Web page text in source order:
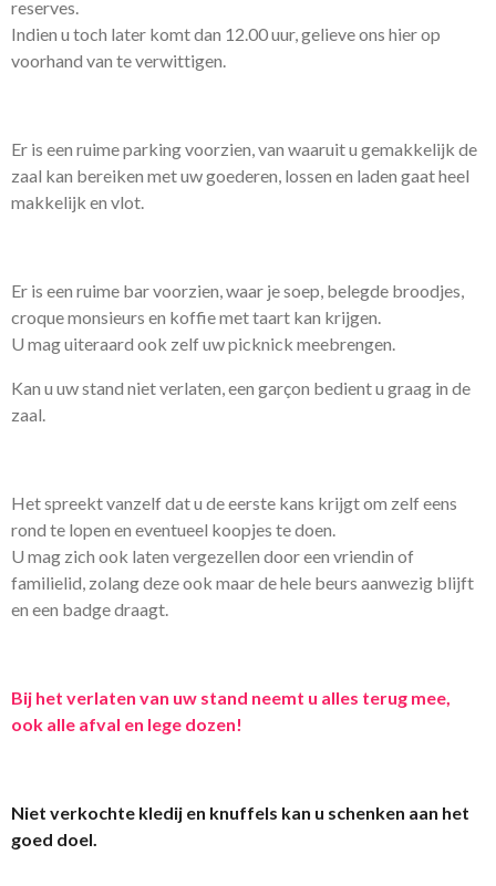
reserves.
Indien u toch later komt dan 12.00 uur, gelieve ons hier op
voorhand van te verwittigen.
Er is een ruime parking voorzien, van waaruit u gemakkelijk de
zaal kan bereiken met uw goederen, lossen en laden gaat heel
makkelijk en vlot.
Er is een ruime bar voorzien, waar je soep, belegde broodjes,
croque monsieurs en koffie met taart kan krijgen.
U mag uiteraard ook zelf uw picknick meebrengen.
Kan u uw stand niet verlaten, een garçon bedient u graag in de
zaal.
Het spreekt vanzelf dat u de eerste kans krijgt om zelf eens
rond te lopen en eventueel koopjes te doen.
U mag zich ook laten vergezellen door een vriendin of
familielid, zolang deze ook maar de hele beurs aanwezig blijft
en een badge draagt.
Bij het verlaten van uw stand neemt u alles terug mee,
ook alle afval en lege dozen!
Niet verkochte kledij en knuffels kan u schenken aan het
goed doel.